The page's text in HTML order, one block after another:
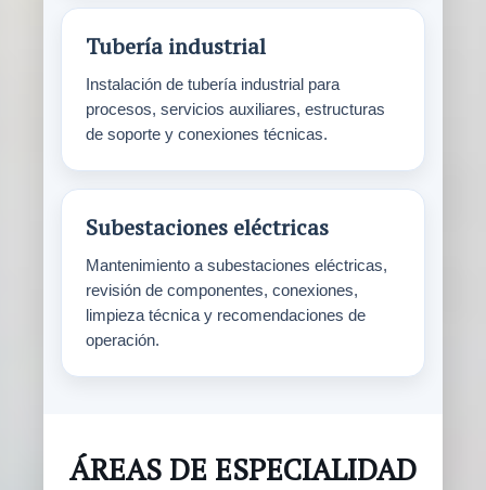
Tubería industrial
Instalación de tubería industrial para
procesos, servicios auxiliares, estructuras
de soporte y conexiones técnicas.
Subestaciones eléctricas
Mantenimiento a subestaciones eléctricas,
revisión de componentes, conexiones,
limpieza técnica y recomendaciones de
operación.
ÁREAS DE ESPECIALIDAD